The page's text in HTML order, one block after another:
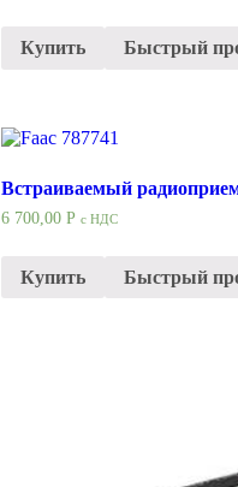
Купить Быстрый
Встраиваемый
6 700,00 Р с НДС
Купить Быстрый